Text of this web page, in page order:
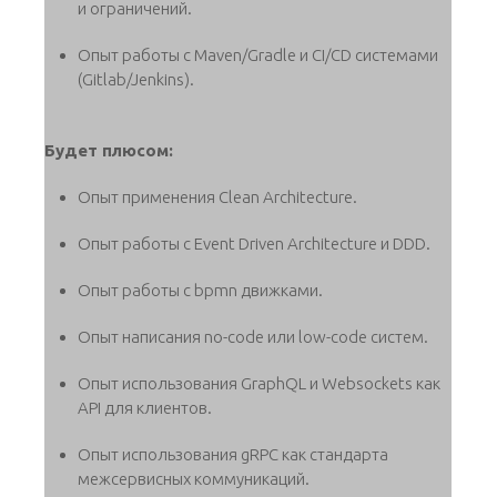
и ограничений.
Опыт работы с Maven/Gradle и CI/CD системами
(Gitlab/Jenkins).
Будет плюсом:
Опыт применения Clean Architecture.
Опыт работы с Event Driven Architecture и DDD.
Опыт работы с bpmn движками.
Опыт написания no-code или low-code систем.
Опыт использования GraphQL и Websockets как
API для клиентов.
Опыт использования gRPC как стандарта
межсервисных коммуникаций.